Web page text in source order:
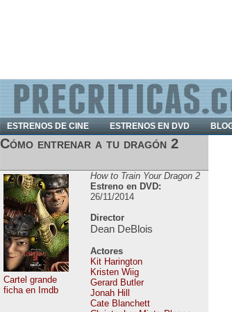
ESTRENOS DE CINE ESTRENOS EN DVD
Cómo entrenar a tu dragón 2
How to Train Your Dragon 2
Estreno en DVD:
26/11/2014
Director
Dean DeBlois
Actores
Kit Harington
Kristen Wiig
Gerard Butler
Jonah Hill
Cate Blanchett
Cartel grande
ficha en Imdb